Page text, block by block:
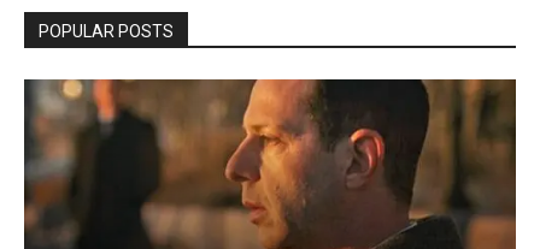
POPULAR POSTS